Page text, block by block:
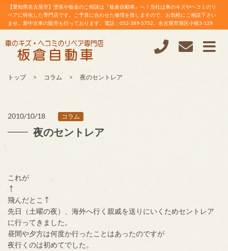
【愛知県名古屋市】塗装や板金のご相談は『板倉自動車』へ！当社は車のキズやヘコミのリ
ペアに特化した専門店です。ご予算に合わせた修理を致しますので、お気軽にご相談下さい
ませ。新中古車の販売も行っております。電話：052-389-5752。名古屋市港区小碓3-129
トップ コラム 夜のセントレア
2010/10/18 コラム
夜のセントレア
これが
飛んだとこ↑
先日（土曜の夜）、海外へ行く親戚を送りにいくためセントレア
に行ってきました。
昼間や夕方は何度か行ったことはあったのですが
夜行くのは初めてでした。